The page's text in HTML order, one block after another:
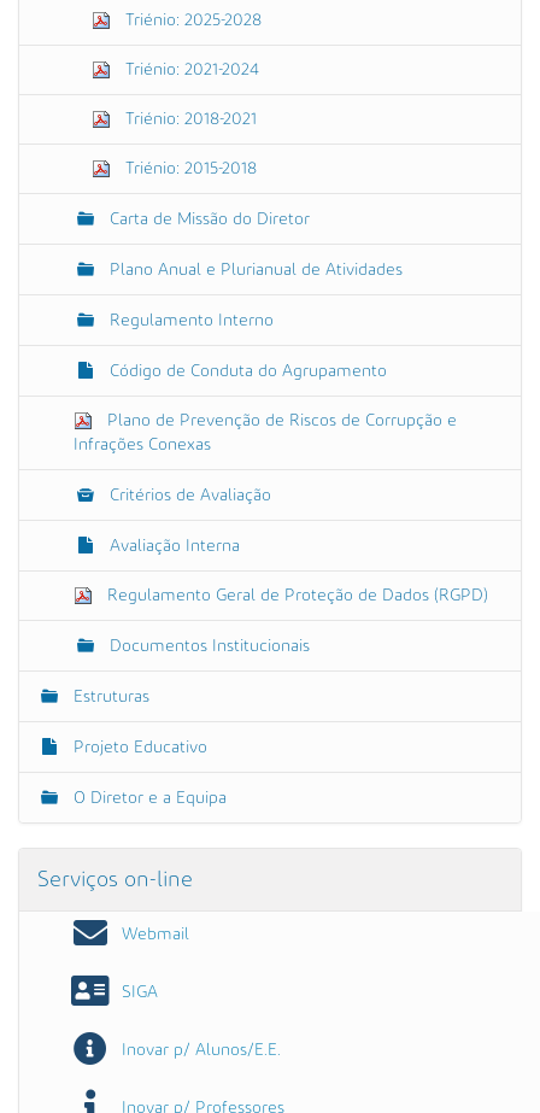
Triénio: 2025-2028
Triénio: 2021-2024
Triénio: 2018-2021
Triénio: 2015-2018
Carta de Missão do Diretor
Plano Anual e Plurianual de Atividades
Regulamento Interno
Código de Conduta do Agrupamento
Plano de Prevenção de Riscos de Corrupção e
Infrações Conexas
Critérios de Avaliação
Avaliação Interna
Regulamento Geral de Proteção de Dados (RGPD)
Documentos Institucionais
Estruturas
Projeto Educativo
O Diretor e a Equipa
Serviços on-line
Webmail
SIGA
Inovar p/ Alunos/E.E.
Inovar p/ Professores